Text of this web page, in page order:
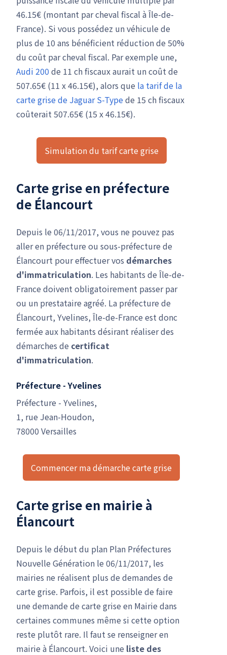
46.15€ (montant par cheval fiscal à Île-de-
France). Si vous possédez un véhicule de
plus de 10 ans bénéficient réduction de 50%
du coût par cheval fiscal. Par exemple une,
Audi 200 de 11 ch fiscaux aurait un coût de
507.65€ (11 x 46.15€), alors que la tarif de la
carte grise de Jaguar S-Typede 15 ch fiscaux
coûterait 507.65€ (15 x 46.15€).
Simulation du tarif carte grise
Carte grise en préfecture
de Élancourt
Depuis le 06/11/2017, vous ne pouvez pas
aller en préfecture ou sous-préfecture de
Élancourt pour effectuer vos démarches
d'immatriculation. Les habitants de Île-de-
France doivent obligatoirement passer par
ou un prestataire agréé. La préfecture de
Élancourt, Yvelines, Île-de-France est donc
fermée aux habitants désirant réaliser des
démarches de certificat
d'immatriculation.
Préfecture - Yvelines
Préfecture - Yvelines,
1, rue Jean-Houdon,
78000 Versailles
Commencer ma démarche carte grise
Carte grise en mairie à
Élancourt
Depuis le début du plan Plan Préfectures
Nouvelle Génération le 06/11/2017, les
mairies ne réalisent plus de demandes de
carte grise. Parfois, il est possible de faire
une demande de carte grise en Mairie dans
certaines communes même si cette option
reste plutôt rare. Il faut se renseigner en
mairie à Élancourt. Voici une liste des